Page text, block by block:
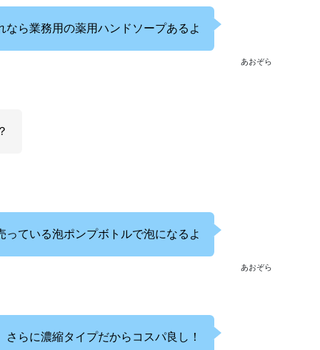
あおぞら
なら業務用の薬用ハンドソープあるよ
あおぞら
っている泡ポンプボトルで泡になるよ
さらに濃縮タイプだからコスパ良し！